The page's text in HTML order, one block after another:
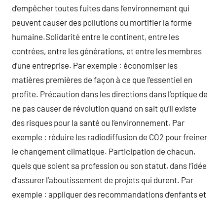
d’empêcher toutes fuites dans l’environnement qui
peuvent causer des pollutions ou mortifier la forme
humaine.Solidarité entre le continent, entre les
contrées, entre les générations, et entre les membres
d’une entreprise. Par exemple : économiser les
matières premières de façon à ce que l’essentiel en
profite. Précaution dans les directions dans l’optique de
ne pas causer de révolution quand on sait qu’il existe
des risques pour la santé ou l’environnement. Par
exemple : réduire les radiodiffusion de CO2 pour freiner
le changement climatique. Participation de chacun,
quels que soient sa profession ou son statut, dans l’idée
d’assurer l’aboutissement de projets qui durent. Par
exemple : appliquer des recommandations d’enfants et